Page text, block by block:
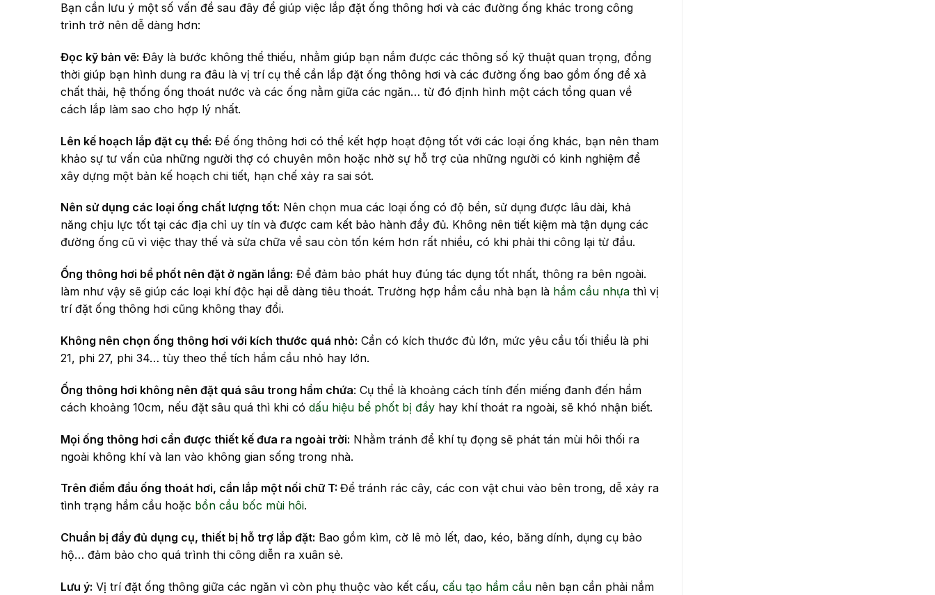
Bạn cần lưu ý một số vấn đề sau đây để giúp việc lắp đặt ống thông hơi và các đường ống khác trong công
trình trở nên dễ dàng hơn:
Đọc kỹ bản vẽ: Đây là bước không thể thiếu, nhằm giúp bạn nắm được các thông số kỹ thuật quan trọng, đồng
thời giúp bạn hình dung ra đâu là vị trí cụ thể cần lắp đặt ống thông hơi và các đường ống bao gồm ống để xả
chất thải, hệ thống ống thoát nước và các ống nằm giữa các ngăn… từ đó định hình một cách tổng quan về
cách lắp làm sao cho hợp lý nhất.
Lên kế hoạch lắp đặt cụ thể: Để ống thông hơi có thể kết hợp hoạt động tốt với các loại ống khác, bạn nên tham
khảo sự tư vấn của những người thợ có chuyên môn hoặc nhờ sự hỗ trợ của những người có kinh nghiệm để
xây dựng một bản kế hoạch chi tiết, hạn chế xảy ra sai sót.
Nên sử dụng các loại ống chất lượng tốt: Nên chọn mua các loại ống có độ bền, sử dụng được lâu dài, khả
năng chịu lực tốt tại các địa chỉ uy tín và được cam kết bảo hành đầy đủ. Không nên tiết kiệm mà tận dụng các
đường ống cũ vì việc thay thế và sửa chữa về sau còn tốn kém hơn rất nhiều, có khi phải thi công lại từ đầu.
Ống thông hơi bể phốt nên đặt ở ngăn lắng: Để đảm bảo phát huy đúng tác dụng tốt nhất, thông ra bên ngoài.
làm như vậy sẽ giúp các loại khí độc hại dễ dàng tiêu thoát. Trường hợp hầm cầu nhà bạn là hầm cầu nhựa thì vị
trí đặt ống thông hơi cũng không thay đổi.
Không nên chọn ống thông hơi với kích thước quá nhỏ: Cần có kích thước đủ lớn, mức yêu cầu tối thiểu là phi
21, phi 27, phi 34… tùy theo thể tích hầm cầu nhỏ hay lớn.
Ống thông hơi không nên đặt quá sâu trong hầm chứa: Cụ thể là khoảng cách tính đến miếng đanh đến hầm
cách khoảng 10cm, nếu đặt sâu quá thì khi có dấu hiệu bể phốt bị đầy hay khí thoát ra ngoài, sẽ khó nhận biết.
Mọi ống thông hơi cần được thiết kế đưa ra ngoài trời: Nhằm tránh để khí tụ đọng sẽ phát tán mùi hôi thối ra
ngoài không khí và lan vào không gian sống trong nhà.
Trên điểm đầu ống thoát hơi, cần lắp một nối chữ T: Để tránh rác cây, các con vật chui vào bên trong, dễ xảy ra
tình trạng hầm cầu hoặc bồn cầu bốc mùi hôi.
Chuẩn bị đầy đủ dụng cụ, thiết bị hỗ trợ lắp đặt: Bao gồm kìm, cờ lê mỏ lết, dao, kéo, băng dính, dụng cụ bảo
hộ… đảm bảo cho quá trình thi công diễn ra xuân sẻ.
Lưu ý: Vị trí đặt ống thông giữa các ngăn vì còn phụ thuộc vào kết cấu, cấu tạo hầm cầu nên bạn cần phải nắm